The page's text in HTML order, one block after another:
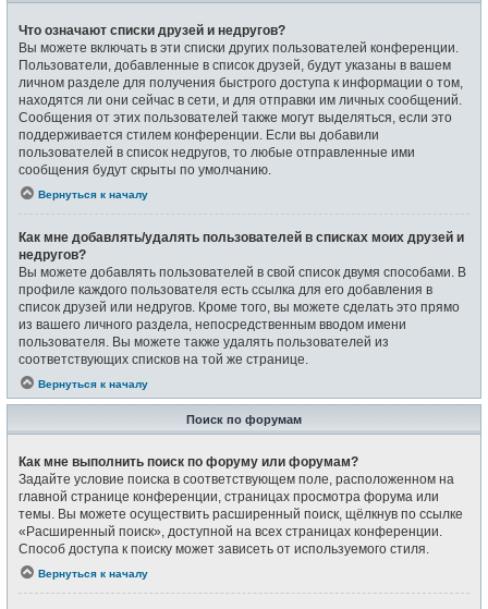
Что означают списки друзей и недругов?
Вы можете включать в эти списки других пользователей конференции.
Пользователи, добавленные в список друзей, будут указаны в вашем
личном разделе для получения быстрого доступа к информации о том,
находятся ли они сейчас в сети, и для отправки им личных сообщений.
Сообщения от этих пользователей также могут выделяться, если это
поддерживается стилем конференции. Если вы добавили
пользователей в список недругов, то любые отправленные ими
сообщения будут скрыты по умолчанию.
Вернуться к началу
Как мне добавлять/удалять пользователей в списках моих друзей и
недругов?
Вы можете добавлять пользователей в свой список двумя способами. В
профиле каждого пользователя есть ссылка для его добавления в
список друзей или недругов. Кроме того, вы можете сделать это прямо
из вашего личного раздела, непосредственным вводом имени
пользователя. Вы можете также удалять пользователей из
соответствующих списков на той же странице.
Вернуться к началу
Поиск по форумам
Как мне выполнить поиск по форуму или форумам?
Задайте условие поиска в соответствующем поле, расположенном на
главной странице конференции, страницах просмотра форума или
темы. Вы можете осуществить расширенный поиск, щёлкнув по ссылке
«Расширенный поиск», доступной на всех страницах конференции.
Способ доступа к поиску может зависеть от используемого стиля.
Вернуться к началу